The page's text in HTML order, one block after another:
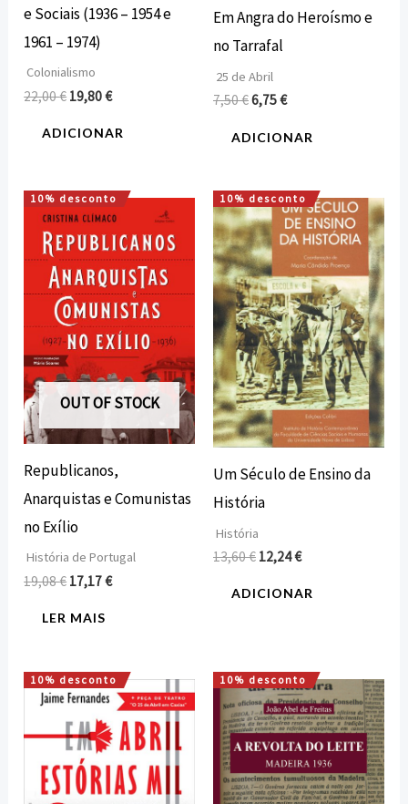
e Sociais (1936 – 1954 e
1961 – 1974)
Colonialismo
22,00€ 19,80€
ADICIONAR
Em Angra do Heroísmo e
no Tarrafal
25 de Abril
7,50€6,75€
ADICIONAR
10% desconto
OUT OF STOCK
Republicanos,
Anarquistas e Comunistas
no Exílio
História de Portugal
19,08€
O
preço
original
era:
19,08 €.
17,17€
O
preço
atual
é:
17,17 €.
LER MAIS
10% desconto
Um Século de Ensino da
História
História
13,60€
O
preço
original
era:
13,60 €.
12,24€
O
preço
atual
é:
12,24 €.
ADICIONAR
10% desconto
O
preço
original
era:
15,00 €.
O
preço
atual
é:
13,50 €.
10% desconto
O
preço
original
era:
15,00 €.
O
preço
atual
é:
13,50 €.